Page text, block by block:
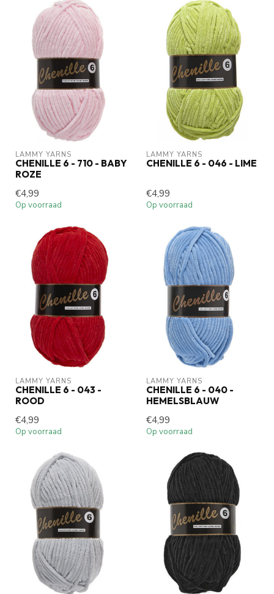
LAMMY YARNS
CHENILLE 6 - 710 - BABY
ROZE
€4,99
Op voorraad
LAMMY YARNS
CHENILLE 6 - 046 - LIME
€4,99
Op voorraad
LAMMY YARNS
CHENILLE 6 - 043 -
ROOD
€4,99
Op voorraad
LAMMY YARNS
CHENILLE 6 - 040 -
HEMELSBLAUW
€4,99
Op voorraad